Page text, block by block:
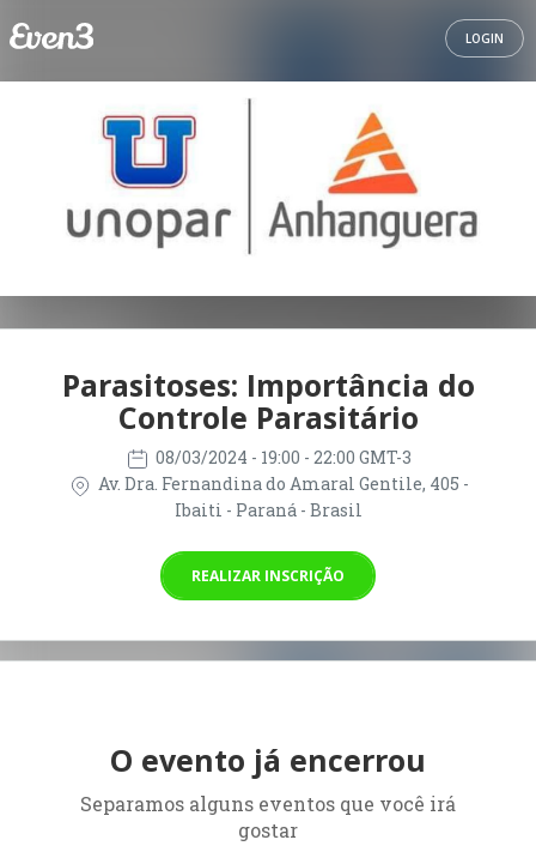
LOGIN
Parasitoses: Importância do
Controle Parasitário
08/03/2024 - 19:00 - 22:00 GMT-3
Av. Dra. Fernandina do Amaral Gentile, 405 -
Ibaiti - Paraná - Brasil
REALIZAR INSCRIÇÃO
O evento já encerrou
Separamos alguns eventos que você irá
gostar